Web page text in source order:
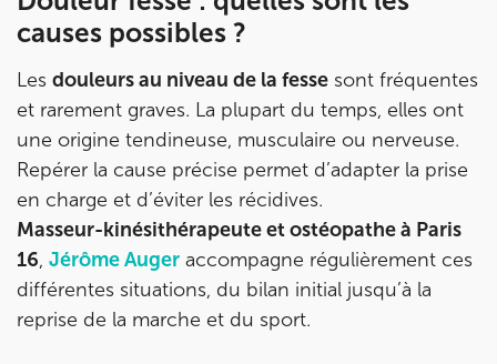
causes possibles ?
Les douleurs au niveau de la fesse sont fréquentes
et rarement graves. La plupart du temps, elles ont
une origine tendineuse, musculaire ou nerveuse.
Repérer la cause précise permet d’adapter la prise
en charge et d’éviter les récidives.
Masseur-kinésithérapeute et ostéopathe à Paris
16, Jérôme Auger accompagne régulièrement ces
différentes situations, du bilan initial jusqu’à la
reprise de la marche et du sport.
1 Rue Cassette 75006 Paris
01 42 84 06 95
Prenez RDV sur
Prenez RDV sur
IK BOULOGNE
3 Av. André Morizet 92100 Boulogne-
Billancourt
3 Av. André Morizet 92100 Boulogne-Billancourt
01 48 25 34 79